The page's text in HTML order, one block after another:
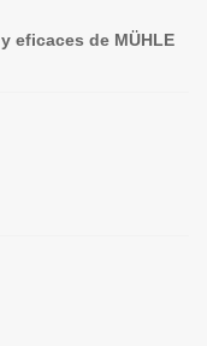
eficaces de MÜHLE